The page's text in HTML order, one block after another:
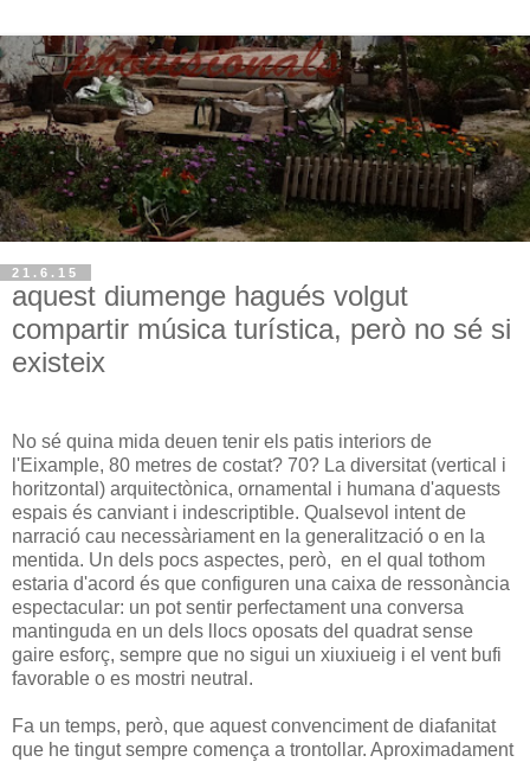
21.6.15
aquest diumenge hagués volgut
compartir música turística, però no sé si
existeix
No sé quina mida deuen tenir els patis interiors de
l'Eixample, 80 metres de costat? 70? La diversitat (vertical i
horitzontal) arquitectònica, ornamental i humana d'aquests
espais és canviant i indescriptible. Qualsevol intent de
narració cau necessàriament en la generalització o en la
mentida. Un dels pocs aspectes, però, en el qual tothom
estaria d'acord és que configuren una caixa de ressonància
espectacular: un pot sentir perfectament una conversa
mantinguda en un dels llocs oposats del quadrat sense
gaire esforç, sempre que no sigui un xiuxiueig i el vent bufi
favorable o es mostri neutral.
Fa un temps, però, que aquest convenciment de diafanitat
que he tingut sempre comença a trontollar. Aproximadament